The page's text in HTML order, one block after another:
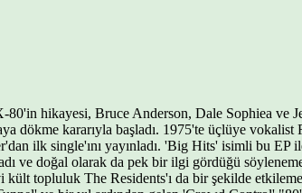
80'in hikayesi, Bruce Anderson, Dale Sophiea ve
dökme kararıyla başladı. 1975'te üçlüye
ilk single'ını yayınladı. 'Big Hits' isimli bu EP
ve doğal olarak da pek bir ilgi gördüğü
topluluk The Residents'ı da bir şekilde